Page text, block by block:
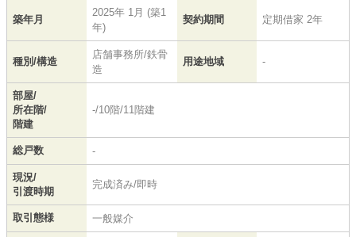
築年月
2025年 1月 (築1
年)
契約期間 定期借家 2年
種別/構造
店舗事務所/鉄骨
造
用途地域 -
部屋/
所在階/
階建
-/10階/11階建
総戸数 -
現況/
引渡時期
完成済み/即時
取引態様 一般媒介